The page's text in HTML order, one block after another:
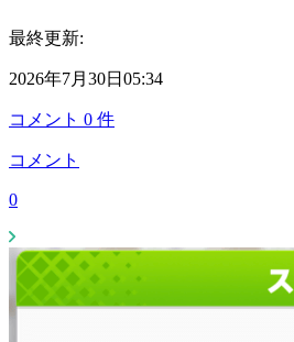
最終更新:
2026年7月30日05:34
コメント 0 件
コメント
0